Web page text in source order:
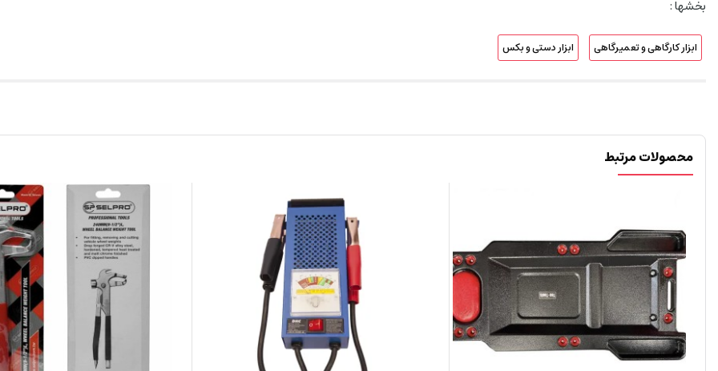
بخشها :
ابزار کارگاهی و تعمیرگاهی ابزار دستی و بکس
محصولات مرتبط